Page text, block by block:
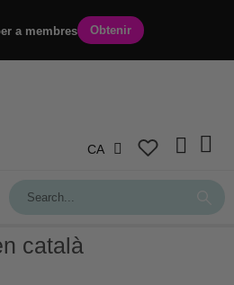
a membres Obtenir
CA
català